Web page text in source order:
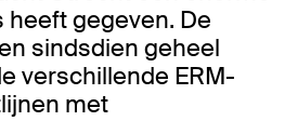
gegeven. De
sindsdien geheel
verschillende ERM-
met